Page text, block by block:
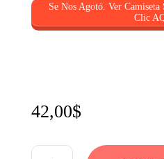
Se Nos Agotó. Ver
Clic
42,00$